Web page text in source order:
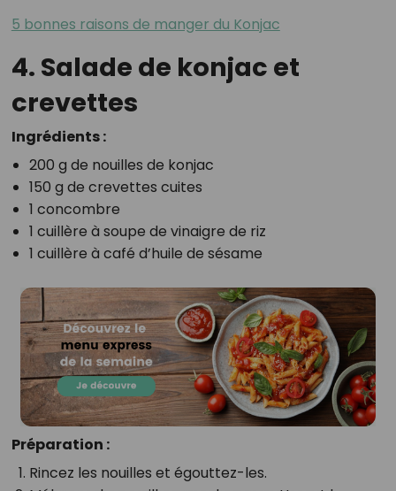
5 bonnes raisons de manger du Konjac
4. Salade de konjac et
crevettes
Ingrédients :
200 g de nouilles de konjac
150 g de crevettes cuites
1 concombre
1 cuillère à soupe de vinaigre de riz
1 cuillère à café d’huile de sésame
Préparation :
Rincez les nouilles et égouttez-les.